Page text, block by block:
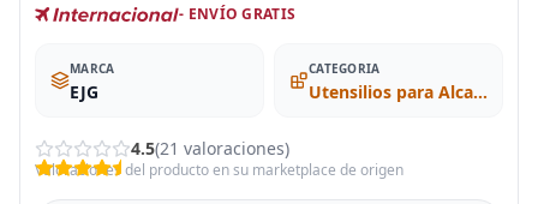
- ENVÍO GRATIS
MARCA
EJG
CATEGORIA
Utensilios para Alcanzar Objetos
4.5(21 valoraciones)
Valoraciones del producto en su marketplace de origen